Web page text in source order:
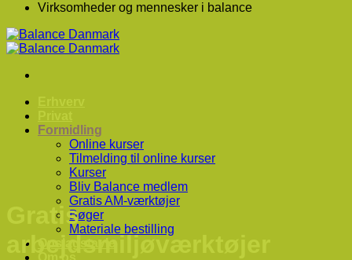
Virksomheder og mennesker i balance
Formidling
Online kurser
Tilmelding til online kurser
Kurser
Bliv Balance medlem
Gratis AM-værktøjer
Bøger
Materiale bestilling
Gratis
arbejdsmiljøværktøjer